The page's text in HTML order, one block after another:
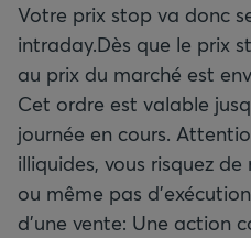
Votre prix stop va donc
intraday.Dès que le prix
au prix du marché est
Cet ordre est valable
journée en cours.
illiquides, vous risquez
ou même pas
d'une vente: Une action